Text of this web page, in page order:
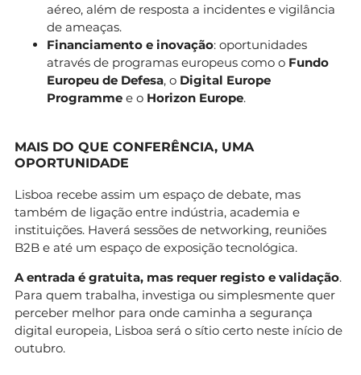
aéreo, além de resposta a incidentes e vigilância
de ameaças.
Financiamento e inovação: oportunidades
através de programas europeus como o Fundo
Europeu de Defesa, o Digital Europe
Programme e o Horizon Europe.
MAIS DO QUE CONFERÊNCIA, UMA
OPORTUNIDADE
Lisboa recebe assim um espaço de debate, mas
também de ligação entre indústria, academia e
instituições. Haverá sessões de networking, reuniões
B2B e até um espaço de exposição tecnológica.
A entrada é gratuita, mas requer registo e validação.
Para quem trabalha, investiga ou simplesmente quer
perceber melhor para onde caminha a segurança
digital europeia, Lisboa será o sítio certo neste início de
outubro.